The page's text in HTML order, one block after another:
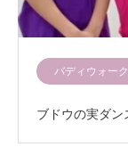
バディウォー
ブドウの実ダ